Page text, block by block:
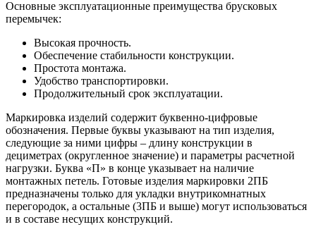
Основные эксплуатационные преимущества брусковых
перемычек:
Высокая прочность.
Обеспечение стабильности конструкции.
Простота монтажа.
Удобство транспортировки.
Продолжительный срок эксплуатации.
Маркировка изделий содержит буквенно-цифровые
обозначения. Первые буквы указывают на тип изделия,
следующие за ними цифры – длину конструкции в
дециметрах (округленное значение) и параметры расчетной
нагрузки. Буква «П» в конце указывает на наличие
монтажных петель. Готовые изделия маркировки 2ПБ
предназначены только для укладки внутрикомнатных
перегородок, а остальные (3ПБ и выше) могут использоваться
и в составе несущих конструкций.